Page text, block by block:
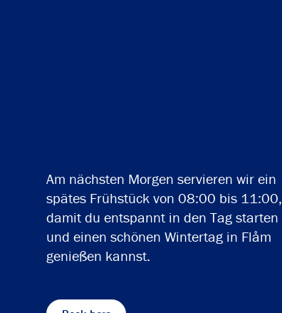
Am nächsten Morgen servieren wir ein
spätes Frühstück von 08:00 bis 11:00,
damit du entspannt in den Tag starten
und einen schönen Wintertag in Flåm
genießen kannst.